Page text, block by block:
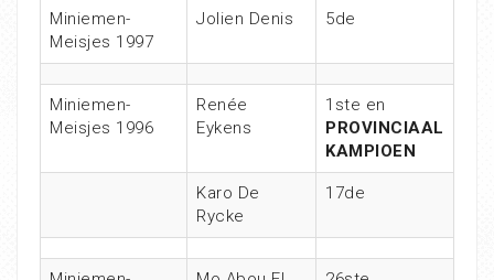
Miniemen-
Meisjes 1997
Jolien Denis 5de
Miniemen-
Meisjes 1996
Renée
Eykens
1ste en
PROVINCIAAL
KAMPIOEN
Karo De
Rycke
17de